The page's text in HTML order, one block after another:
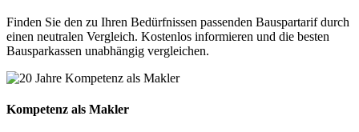
Finden Sie den zu Ihren Bedürfnissen passenden Bauspartarif durch
einen neutralen Vergleich. Kostenlos informieren und die besten
Bausparkassen unabhängig vergleichen.
Kompetenz als Makler